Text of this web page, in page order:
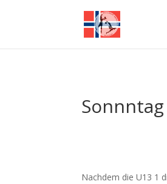
Nachdem die U13 1